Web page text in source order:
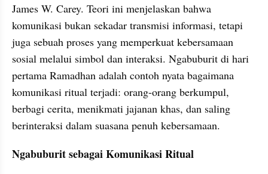
James W. Carey. Teori ini menjelaskan bahwa
komunikasi bukan sekadar transmisi informasi, tetapi
juga sebuah proses yang memperkuat kebersamaan
sosial melalui simbol dan interaksi. Ngabuburit di hari
pertama Ramadhan adalah contoh nyata bagaimana
komunikasi ritual terjadi: orang-orang berkumpul,
berbagi cerita, menikmati jajanan khas, dan saling
berinteraksi dalam suasana penuh kebersamaan.
Ngabuburit sebagai Komunikasi Ritual